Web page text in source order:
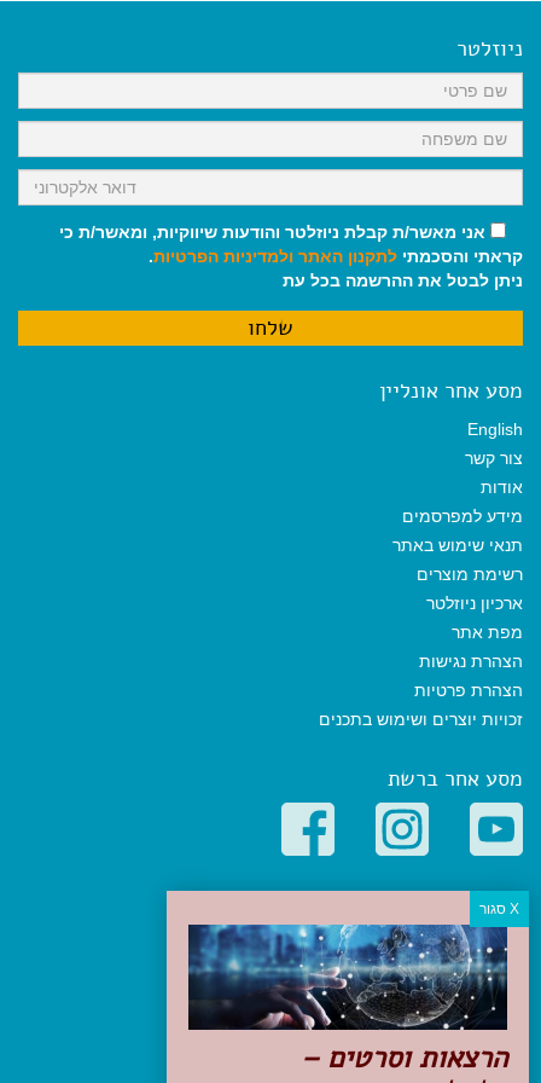
k
p
m
ניוזלטר
אני מאשר/ת קבלת ניוזלטר והודעות שיווקיות, ומאשר/ת כי
קראתי והסכמתי לתקנון האתר ולמדיניות הפרטיות.
ניתן לבטל את ההרשמה בכל עת
מסע אחר אונליין
English
צור קשר
אודות
מידע למפרסמים
תנאי שימוש באתר
רשימת מוצרים
ארכיון ניוזלטר
מפת אתר
הצהרת נגישות
הצהרת פרטיות
זכויות יוצרים ושימוש בתכנים
מסע אחר ברשת
קטגוריות פופולריות
יעדים
טיולים בישראל
מלונות בוטיק בישראל
טיפים והמלצות
הכנות לנסיעה
הרצאות וסרטים –